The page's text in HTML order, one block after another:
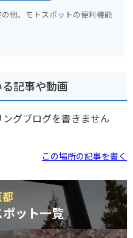
他、モトスポットの便利機能
記事や動画
グブログを書きません
この場所の記事を書く
ット一覧